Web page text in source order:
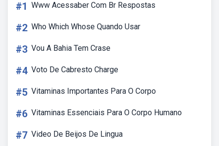
#1 Www Acessaber Com Br Respostas
#2 Who Which Whose Quando Usar
#3 Vou A Bahia Tem Crase
#4 Voto De Cabresto Charge
#5 Vitaminas Importantes Para O Corpo
#6 Vitaminas Essenciais Para O Corpo Humano
#7 Video De Beijos De Lingua